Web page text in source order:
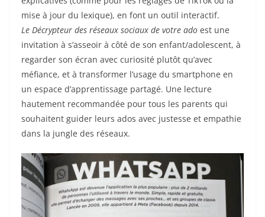
mise à jour du lexique), en font un outil interactif.
Le Décrypteur des réseaux sociaux de votre ado est une
invitation à s’asseoir à côté de son enfant/adolescent, à
regarder son écran avec curiosité plutôt qu’avec
méfiance, et à transformer l’usage du smartphone en
un espace d’apprentissage partagé. Une lecture
hautement recommandée pour tous les parents qui
souhaitent guider leurs ados avec justesse et empathie
dans la jungle des réseaux.